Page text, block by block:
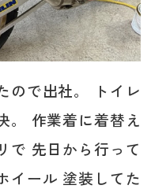
ので出社。 トイレ
。 作業着に着替え
で 先日から行って
イール 塗装してた